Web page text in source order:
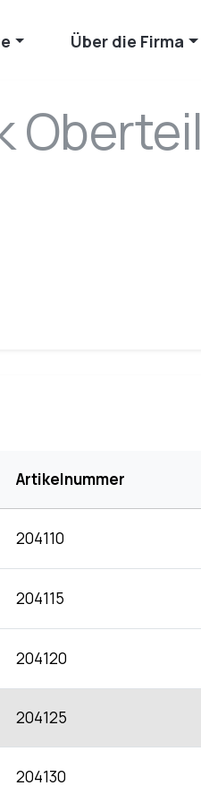
Über die Firma
Oberteil
Artikelnummer
204110
204115
204120
204125
204130